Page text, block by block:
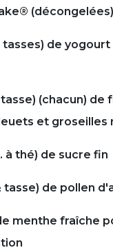
(décongelées)
tasses) de yogourt
(chacun) de
et groseilles
à thé) de sucre fin
tasse) de pollen
menthe fraîche